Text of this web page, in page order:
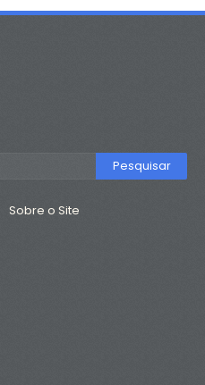
Sobre o Site